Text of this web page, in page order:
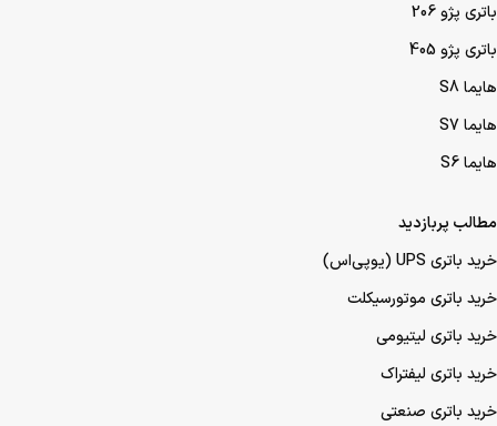
باتری پژو 206
باتری پژو 405
هایما S8
هایما S7
هایما S6
مطالب پربازدید
خرید باتری UPS (یو‌پی‌اس)
خرید باتری موتورسیکلت
خرید باتری لیتیومی
خرید باتری لیفتراک
خرید باتری صنعتی